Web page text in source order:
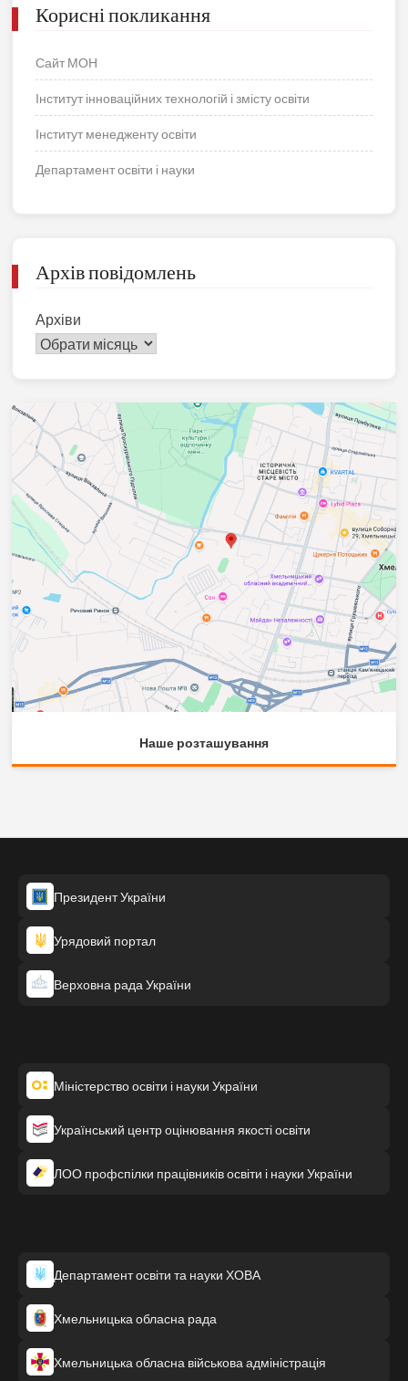
Корисні покликання
Сайт МОН
Інститут інноваційних технологій і змісту освіти
Інститут менедженту освіти
Департамент освіти і науки
Архів повідомлень
Архіви
Наше розташування
Президент України
Урядовий портал
Верховна рада України
Міністерство освіти і науки України
Український центр оцінювання якості освіти
ЛОО профспілки працівників освіти і науки України
Департамент освіти та науки ХОВА
Хмельницька обласна рада
Хмельницька обласна військова адміністрація